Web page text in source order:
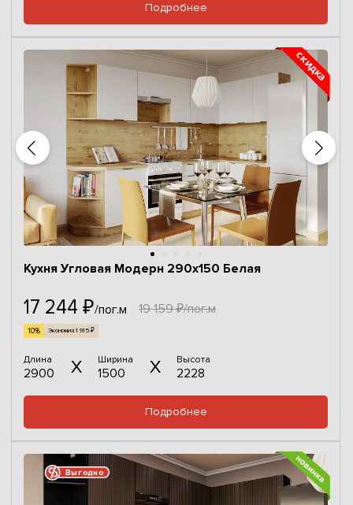
Подробнее
Кухня Угловая Модерн 290x150 Белая
17 244 ₽/пог.м 19 159 ₽/пог.м
10% Экономия 1 915 ₽
Длина
2900
Ширина
1500
Высота
2228
Подробнее
Выгодно